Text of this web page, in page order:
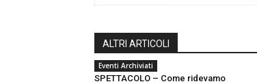
ALTRI ARTICOLI
Eventi Archiviati
SPETTACOLO – Come ridevamo